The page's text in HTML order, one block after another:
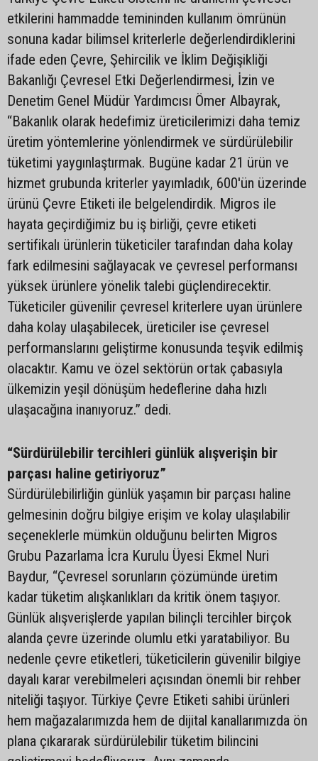
etkilerini hammadde temininden kullanım ömrünün
sonuna kadar bilimsel kriterlerle değerlendirdiklerini
ifade eden Çevre, Şehircilik ve İklim Değişikliği
Bakanlığı Çevresel Etki Değerlendirmesi, İzin ve
Denetim Genel Müdür Yardımcısı Ömer Albayrak,
“Bakanlık olarak hedefimiz üreticilerimizi daha temiz
üretim yöntemlerine yönlendirmek ve sürdürülebilir
tüketimi yaygınlaştırmak. Bugüne kadar 21 ürün ve
hizmet grubunda kriterler yayımladık, 600'ün üzerinde
ürünü Çevre Etiketi ile belgelendirdik. Migros ile
hayata geçirdiğimiz bu iş birliği, çevre etiketi
sertifikalı ürünlerin tüketiciler tarafından daha kolay
fark edilmesini sağlayacak ve çevresel performansı
yüksek ürünlere yönelik talebi güçlendirecektir.
Tüketiciler güvenilir çevresel kriterlere uyan ürünlere
daha kolay ulaşabilecek, üreticiler ise çevresel
performanslarını geliştirme konusunda teşvik edilmiş
olacaktır. Kamu ve özel sektörün ortak çabasıyla
ülkemizin yeşil dönüşüm hedeflerine daha hızlı
ulaşacağına inanıyoruz.” dedi.
“Sürdürülebilir tercihleri günlük alışverişin bir
parçası haline getiriyoruz”
Sürdürülebilirliğin günlük yaşamın bir parçası haline
gelmesinin doğru bilgiye erişim ve kolay ulaşılabilir
seçeneklerle mümkün olduğunu belirten Migros
Grubu Pazarlama İcra Kurulu Üyesi Ekmel Nuri
Baydur, “Çevresel sorunların çözümünde üretim
kadar tüketim alışkanlıkları da kritik önem taşıyor.
Günlük alışverişlerde yapılan bilinçli tercihler birçok
alanda çevre üzerinde olumlu etki yaratabiliyor. Bu
nedenle çevre etiketleri, tüketicilerin güvenilir bilgiye
dayalı karar verebilmeleri açısından önemli bir rehber
niteliği taşıyor. Türkiye Çevre Etiketi sahibi ürünleri
hem mağazalarımızda hem de dijital kanallarımızda ön
plana çıkararak sürdürülebilir tüketim bilincini